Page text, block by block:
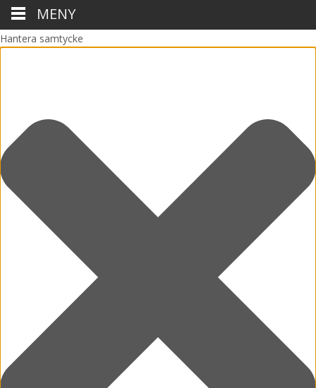
Hantera samtycke
MENY